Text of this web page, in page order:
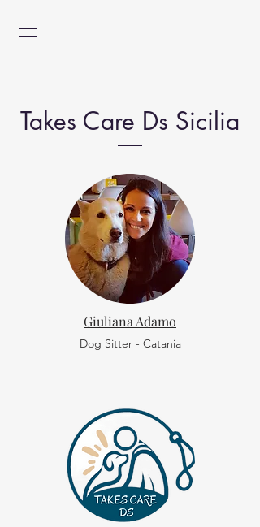
Takes Care Ds Sicilia
Giuliana Adamo
Dog Sitter - Catania